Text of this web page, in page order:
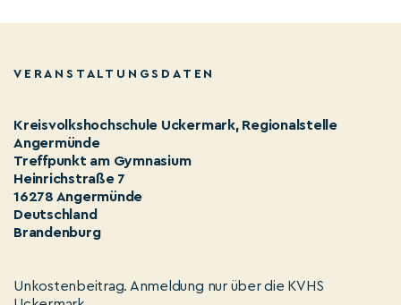
VERANSTALTUNGSDATEN
Kreisvolkshochschule Uckermark, Regionalstelle
Angermünde
Treffpunkt am Gymnasium
Heinrichstraße 7
16278 Angermünde
Deutschland
Brandenburg
Unkostenbeitrag. Anmeldung nur über die KVHS